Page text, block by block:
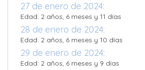
27 de enero de 2024:
Edad: 2 años, 6 meses y 11 días
28 de enero de 2024:
Edad: 2 años, 6 meses y 10 días
29 de enero de 2024:
Edad: 2 años, 6 meses y 9 días